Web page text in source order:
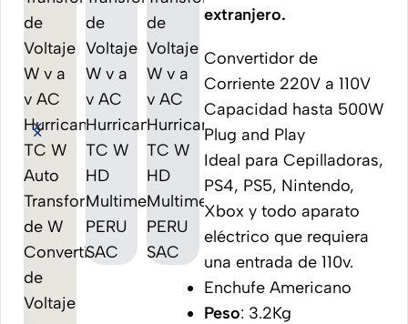
extranjero.
Convertidor de
Corriente 220V a 110V
Capacidad hasta 500W
Plug and Play
Ideal para Cepilladoras,
PS4, PS5, Nintendo,
Xbox y todo aparato
eléctrico que requiera
una entrada de 110v.
Enchufe Americano
Peso: 3.2Kg